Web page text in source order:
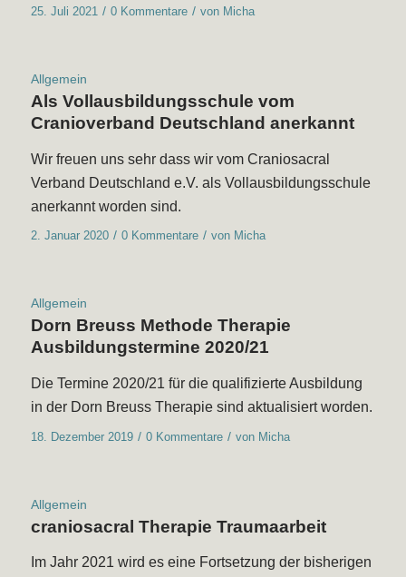
25. Juli 2021 / 0 Kommentare / von Micha
Allgemein
Als Vollausbildungsschule vom
Cranioverband Deutschland anerkannt
Wir freuen uns sehr dass wir vom Craniosacral
Verband Deutschland e.V. als Vollausbildungsschule
anerkannt worden sind.
2. Januar 2020 / 0 Kommentare / von Micha
Allgemein
Dorn Breuss Methode Therapie
Ausbildungstermine 2020/21
Die Termine 2020/21 für die qualifizierte Ausbildung
in der Dorn Breuss Therapie sind aktualisiert worden.
18. Dezember 2019 / 0 Kommentare / von Micha
Allgemein
craniosacral Therapie Traumaarbeit
Im Jahr 2021 wird es eine Fortsetzung der bisherigen